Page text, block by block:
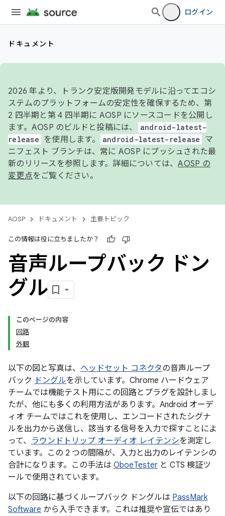
ログイン
ドキュメント
2026 年より、トランク安定版開発モデルに沿ってエコシ
ステムのプラットフォームの安定性を確保するため、第
2 四半期と第 4 四半期に AOSP にソースコードを公開し
ます。AOSP のビルドと投稿には、
android-latest-
release
を使用します。 android-latest-release
マ
ニフェスト ブランチは、常に AOSP にプッシュされた最
新のリリースを参照します。詳細については、AOSP の
変更点をご覧ください。
AOSP ドキュメント 主要トピック
この情報は役に立ちましたか？
音声ループバック ドン
グル
このページの内容
回路
外観
以下の図と写真は、 ヘッドセット コネクタの音声ループ
バック ドングルを示しています。Chrome ハードウェア
チームでは機能テスト用にこの回路とプラグを設計しまし
たが、他にも多くの利用方法があります。Android オーデ
ィオ チームではこれを使用し、エンコードされたシグナ
ルを出力から送信し、該当する信号を入力で探すことによ
って、 ラウンドトリップ オーディオ レイテンシを測定し
ています。この 2 つの間隔が、入力と出力のレイテンシの
合計になります。この手法は OboeTester と CTS 検証ツ
ールで使用されています。
以下の回路に基づくループバック ドングルは PassMark
Software から入手できます。これは推奨や宣伝ではあり